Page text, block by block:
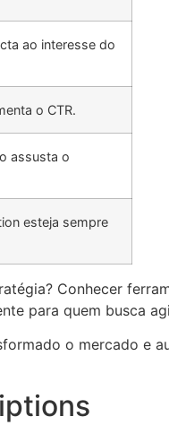
ao interesse do
o CTR.
assusta o
esteja sempre
Conhecer
para quem busca
o mercado e